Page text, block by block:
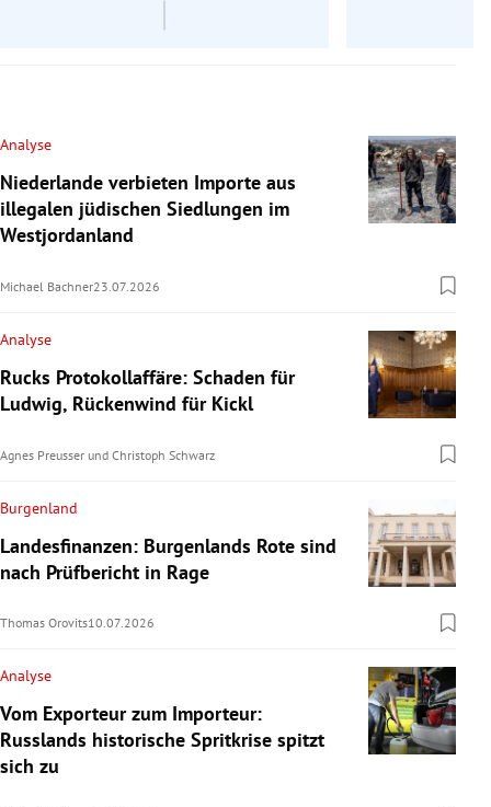
Analyse
Niederlande verbieten Importe aus
illegalen jüdischen Siedlungen im
Westjordanland
Michael Bachner23.07.2026
Analyse
Rucks Protokollaffäre: Schaden für
Ludwig, Rückenwind für Kickl
Agnes Preusser und Christoph Schwarz
Burgenland
Landesfinanzen: Burgenlands Rote sind
nach Prüfbericht in Rage
Thomas Orovits10.07.2026
Analyse
Vom Exporteur zum Importeur:
Russlands historische Spritkrise spitzt
sich zu